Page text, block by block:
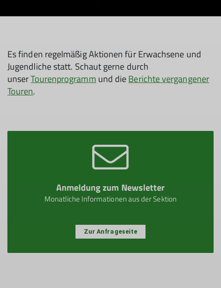
Es finden regelmäßig Aktionen für Erwachsene und
Jugendliche statt. Schaut gerne durch
unserTourenprogramm und dieBerichte vergangener
Touren.
Anmeldung zum Newsletter
Monatliche Informationen aus der Sektion
Zur Anfrageseite